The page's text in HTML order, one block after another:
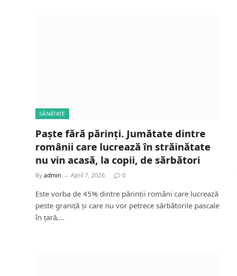
SĂNĂTATE
Paște fără părinți. Jumătate dintre
românii care lucrează în străinătate
nu vin acasă, la copii, de sărbători
Byadmin April 7, 2026 0
Este vorba de 45% dintre părinții români care lucrează
peste graniță și care nu vor petrece sărbătorile pascale
în țară,…